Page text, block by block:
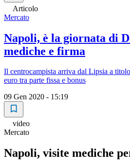
Articolo
Mercato
Napoli, è la giornata di
mediche e firma
Il centrocampista arriva dal Lipsia a
euro tra parte fissa e bonus
09 Gen 2020 - 15:19
video
Mercato
Napoli, visite mediche